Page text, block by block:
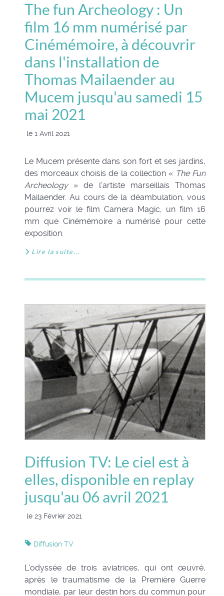
The fun Archeology : Un
film 16 mm numérisé par
Cinémémoire, à découvrir
dans l'installation de
Thomas Mailaender au
Mucem jusqu'au samedi 15
mai 2021
le 1 Avril 2021
Le Mucem présente dans son fort et ses jardins,
des morceaux choisis de la collection « The Fun
Archeology» de l'artiste marseillais Thomas
Mailaender. Au cours de la déambulation, vous
pourrez voir le film Camera Magic, un film 16
mm que Cinémémoire a numérisé pour cette
exposition.
Lire la suite...
Diffusion TV: Le ciel est à
elles, disponible en replay
jusqu'au 06 avril 2021
le 23 Février 2021
Diffusion TV
L'odyssée de trois aviatrices, qui ont œuvré,
après le traumatisme de la Première Guerre
mondiale, par leur destin hors du commun pour